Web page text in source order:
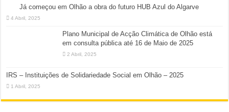
Já começou em Olhão a obra do futuro HUB Azul do Algarve
4 Abril, 2025
Plano Municipal de Acção Climática de Olhão está
em consulta pública até 16 de Maio de 2025
2 Abril, 2025
IRS – Instituições de Solidariedade Social em Olhão – 2025
1 Abril, 2025